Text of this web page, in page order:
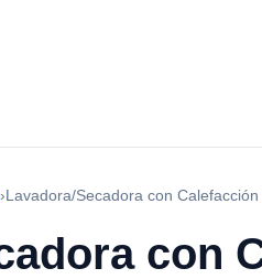
›Lavadora/Secadora con
con